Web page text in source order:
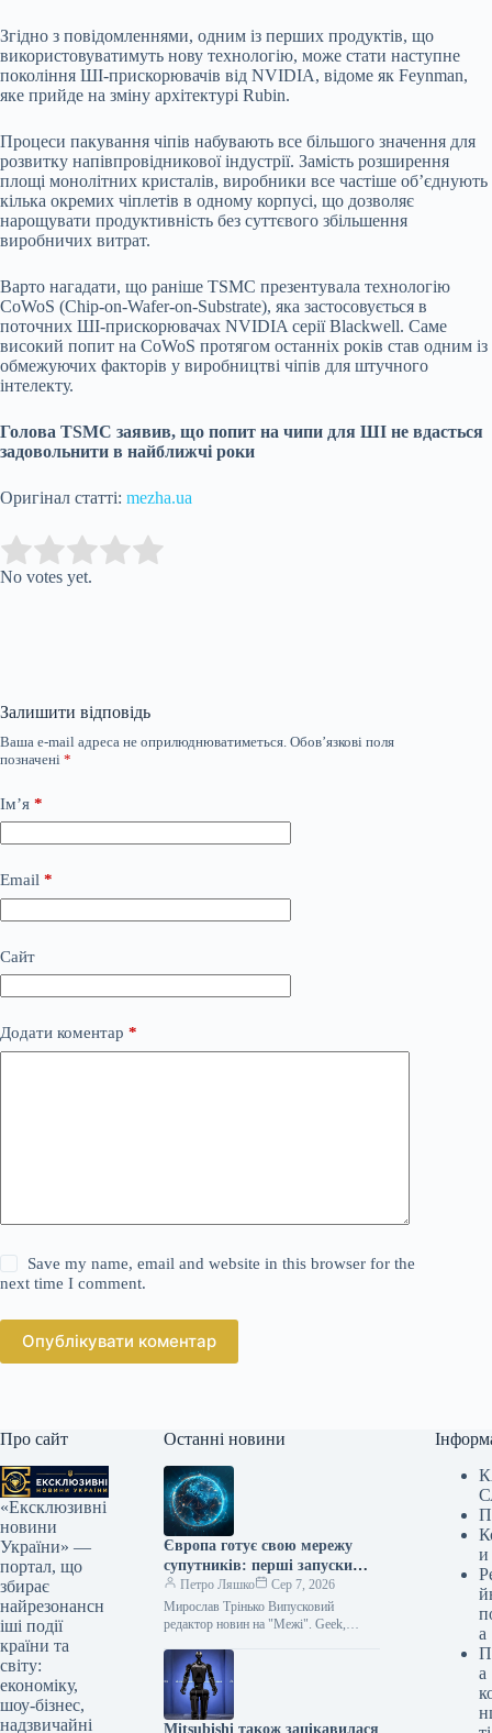
Згідно з повідомленнями, одним із перших продуктів, що
використовуватимуть нову технологію, може стати наступне
покоління ШІ-прискорювачів від NVIDIA, відоме як Feynman,
яке прийде на зміну архітектурі Rubin.
Процеси пакування чіпів набувають все більшого значення для
розвитку напівпровідникової індустрії. Замість розширення
площі монолітних кристалів, виробники все частіше об’єднують
кілька окремих чіплетів в одному корпусі, що дозволяє
нарощувати продуктивність без суттєвого збільшення
виробничих витрат.
Варто нагадати, що раніше TSMC презентувала технологію
CoWoS (Chip-on-Wafer-on-Substrate), яка застосовується в
поточних ШІ-прискорювачах NVIDIA серії Blackwell. Саме
високий попит на CoWoS протягом останніх років став одним із
обмежуючих факторів у виробництві чіпів для штучного
інтелекту.
Голова TSMC заявив, що попит на чипи для ШІ не вдасться
задовольнити в найближчі роки
Оригінал статті: mezha.ua
Rate this item:
No votes yet.
Залишити відповідь
Ваша e-mail адреса не оприлюднюватиметься. Обов’язкові поля
позначені *
Ім’я *
Email *
Сайт
Додати коментар *
Save my name, email and website in this browser for the
next time I comment.
Опублікувати коментар
Про сайт
«Ексклюзивні
новини
України» —
портал, що
збирає
найрезонансн
іші події
країни та
світу:
економіку,
шоу-бізнес,
надзвичайні
Останні новини
Європа готує свою мережу
супутників: перші запуски
заплановані на 2029 рік
Петро Ляшко
Сер 7, 2026
Мирослав Трінько Випусковий
редактор новин на "Межі". Geek,
журналіст за професією. Вершник,
тенісист та фанат Формули-1.…
Mitsubishi також зацікавилася
и
а
а